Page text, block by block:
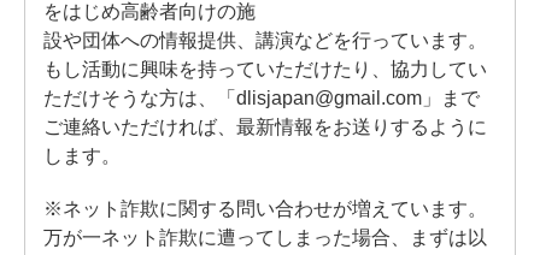
をはじめ高齢者向けの施
設や団体への情報提供、講演などを行っています。
もし活動に興味を持っていただけたり、協力してい
ただけそうな方は、「dlisjapan@gmail.com」まで
ご連絡いただければ、最新情報をお送りするように
します。
※ネット詐欺に関する問い合わせが増えています。
万が一ネット詐欺に遭ってしまった場合、まずは以